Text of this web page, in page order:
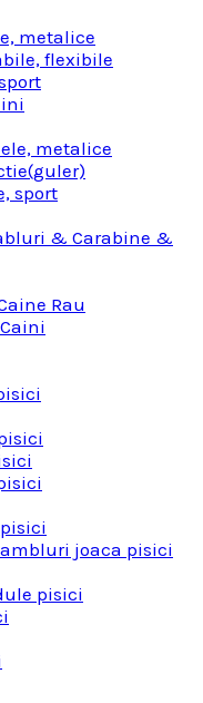
metalice
flexibile
metalice
sport
& Carabine &
Rau
joaca pisici
pisici